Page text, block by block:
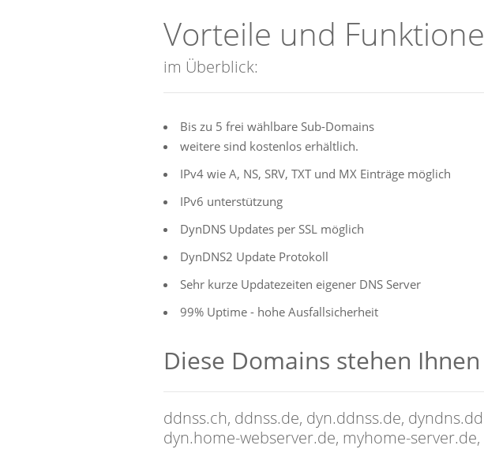
Vorteile und
im Überblick:
Bis zu 5 frei wählbare Sub-Domains
weitere sind kostenlos erhältlich.
IPv4 wie A, NS, SRV, TXT und MX Einträge möglich
IPv6 unterstützung
DynDNS Updates per SSL möglich
DynDNS2 Update Protokoll
Sehr kurze Updatezeiten eigener DNS Server
99% Uptime - hohe Ausfallsicherheit
Diese Domains stehen
ddnss.ch, ddnss.de, dyn.ddnss.de,
dyn.home-webserver.de, myhome-